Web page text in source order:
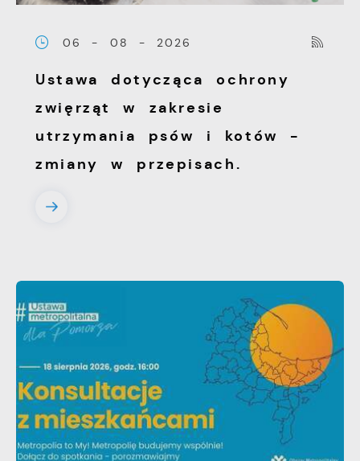
06 - 08 - 2026
Ustawa dotycząca ochrony
zwięrząt w zakresie
utrzymania psów i kotów -
zmiany w przepisach.